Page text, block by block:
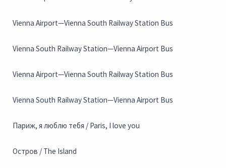
Vienna Airport—Vienna South Railway Station Bus
Vienna South Railway Station—Vienna Airport Bus
Vienna Airport—Vienna South Railway Station Bus
Vienna South Railway Station—Vienna Airport Bus
Париж, я люблю тебя / Paris, I love you
Остров / The Island